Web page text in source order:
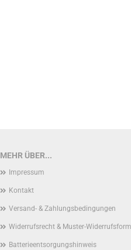
MEHR ÜBER...
Impressum
Kontakt
Versand- & Zahlungsbedingungen
Widerrufsrecht & Muster-
Batterieentsorgungshinweis